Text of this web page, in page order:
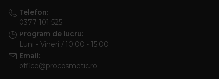
Telefon:
0377 101 525
Program de lucru:
Luni - Vineri / 10:00 - 15:00
Email:
office@procosmetic.ro